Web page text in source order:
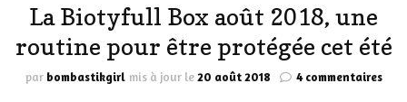
La Biotyfull Box août 2018, une
routine pour être protégée cet été
par bombastikgirl mis à jour le20 août 2018 4 commentairessur